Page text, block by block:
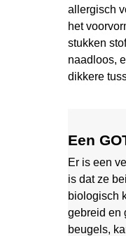
allergisch
het
stukken
naadloos,
dikkere
Een
Er is een
is dat ze
biologisch
gebreid en
beugels,